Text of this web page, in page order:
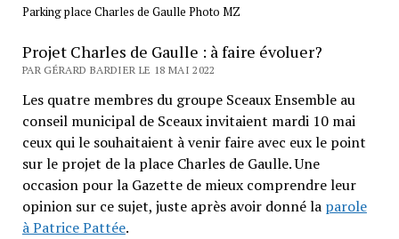
Parking place Charles de Gaulle Photo MZ
Projet Charles de Gaulle : à faire évoluer?
PAR GÉRARD BARDIER LE 18 MAI 2022
Les quatre membres du groupe Sceaux Ensemble au
conseil municipal de Sceaux invitaient mardi 10 mai
ceux qui le souhaitaient à venir faire avec eux le point
sur le projet de la place Charles de Gaulle. Une
occasion pour la Gazette de mieux comprendre leur
opinion sur ce sujet, juste après avoir donné la parole
à Patrice Pattée.